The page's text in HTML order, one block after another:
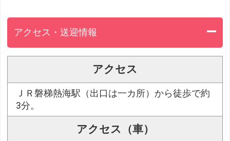
アクセス・送迎情報
アクセス
ＪＲ磐梯熱海駅（出口は一カ所）から徒歩で約
3分。
アクセス（車）